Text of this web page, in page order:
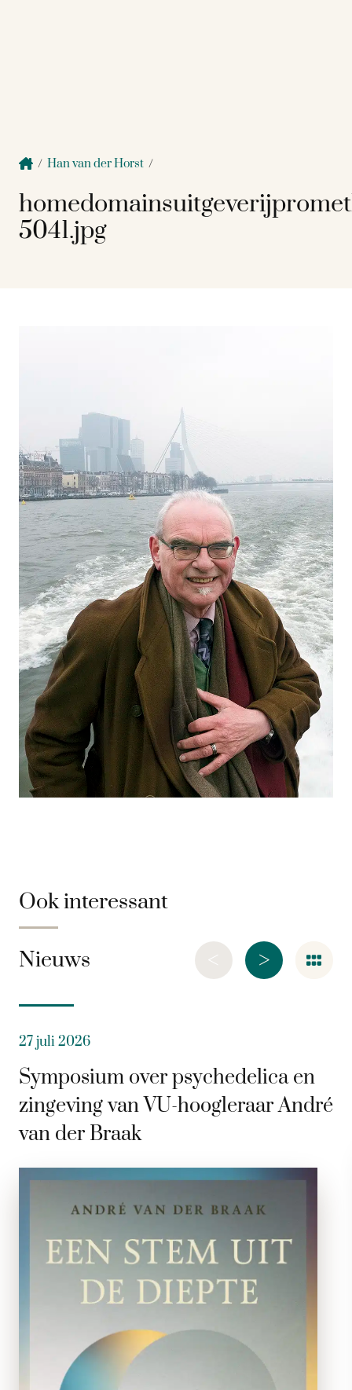
/ Han van der Horst /
5041.jpg
Ook interessant
Nieuws >
<
27 juli 2026
Symposium over psychedelica en
zingeving van VU-hoogleraar André
van der Braak